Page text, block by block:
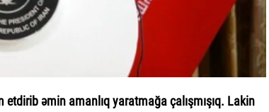
əmin amanlıq yaratmağa çalışmışıq. Lakin